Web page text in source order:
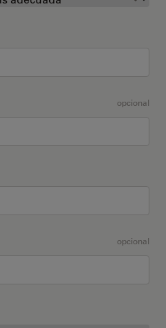
opcional
opcional